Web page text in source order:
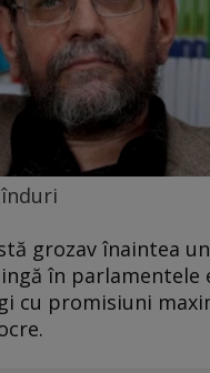
grozav înaintea
în parlamentele
cu promisiuni